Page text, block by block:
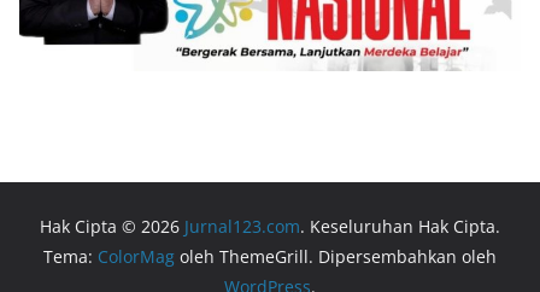
Hak Cipta © 2026 Jurnal123.com. Keseluruhan Hak Cipta.
Tema: ColorMag oleh ThemeGrill. Dipersembahkan oleh
WordPress.